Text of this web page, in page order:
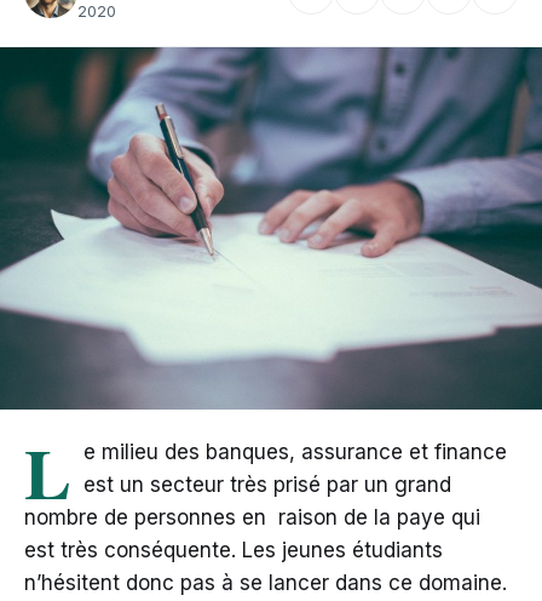
2020
L
e milieu des banques, assurance et finance
est un secteur très prisé par un grand
nombre de personnes en raison de la paye qui
est très conséquente. Les jeunes étudiants
n’hésitent donc pas à se lancer dans ce domaine.